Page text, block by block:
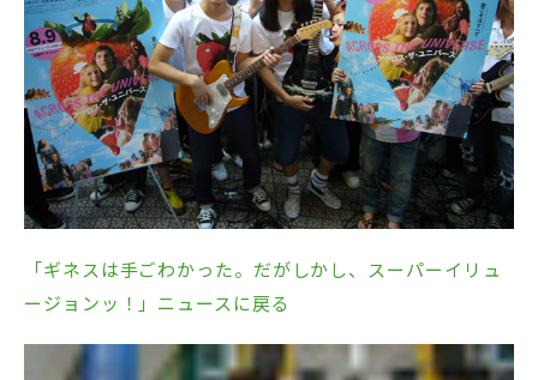
「ギネスは手ごわかった。だがしかし、スーパーイリュ
ージョンッ！」ニュースに戻る